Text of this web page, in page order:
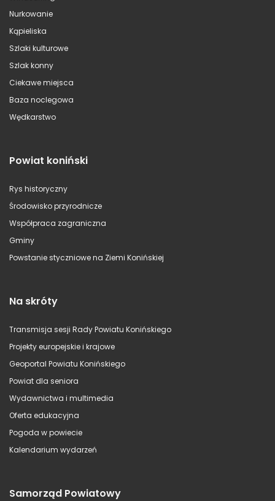
Nurkowanie
Kąpieliska
Szlaki kulturowe
Szlak konny
Ciekawe miejsca
Baza noclegowa
Wędkarstwo
Powiat koniński
Rys historyczny
Środowisko przyrodnicze
Współpraca zagraniczna
Gminy
Powstanie styczniowe na Ziemi Konińskiej
Na skróty
Transmisja sesji Rady Powiatu Konińskiego
Projekty europejskie i krajowe
Geoportal Powiatu Konińskiego
Powiat dla seniora
Wydawnictwa i multimedia
Oferta edukacyjna
Pogoda w powiecie
Kalendarium wydarzeń
Samorząd Powiatowy